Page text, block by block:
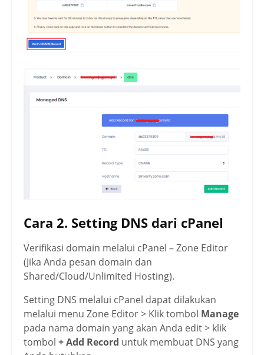
Cara 2. Setting DNS dari cPanel
Verifikasi domain melalui cPanel – Zone Editor
(Jika Anda pesan domain dan
Shared/Cloud/Unlimited Hosting).
Setting DNS melalui cPanel dapat dilakukan
melalui menu Zone Editor > Klik tombol Manage
pada nama domain yang akan Anda edit > klik
tombol + Add Record untuk membuat DNS yang